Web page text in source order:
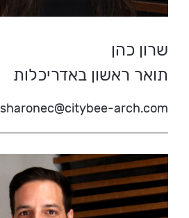
שרון כהן
תואר ראשון באדריכלות
sharonec@citybee-arch.com